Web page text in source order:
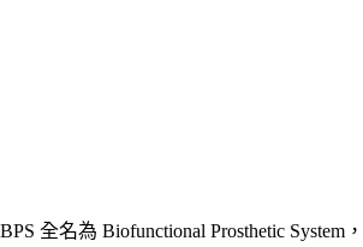
BPS 全名為 Biofunctional Prosthetic System